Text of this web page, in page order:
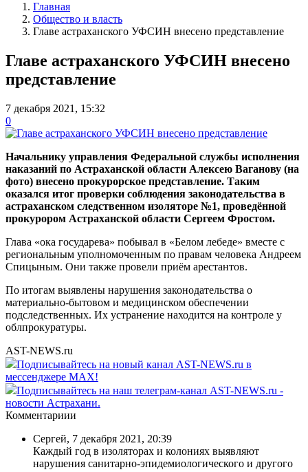
Главная
Общество и власть
Главе астраханского УФСИН внесено представление
Главе астраханского УФСИН внесено
представление
7 декабря 2021, 15:32
0
Начальнику управления Федеральной службы исполнения
наказаний по Астраханской области Алексею Ваганову (на
фото) внесено прокурорское представление. Таким
оказался итог проверки соблюдения законодательства в
астраханском следственном изоляторе №1, проведённой
прокурором Астраханской области Сергеем Фростом.
Глава «ока государева» побывал в «Белом лебеде» вместе с
региональным уполномоченным по правам человека Андреем
Спицыным. Они также провели приём арестантов.
По итогам выявлены нарушения законодательства о
материально-бытовом и медицинском обеспечении
подследственных. Их устранение находится на контроле у
облпрокуратуры.
AST-NEWS.ru
Подписывайтесь на новый канал AST-NEWS.ru в
мессенджере MAX!
Подписывайтесь на наш телеграм-канал AST-NEWS.ru -
новости Астрахани.
Комментариии
Сергей, 7 декабря 2021, 20:39
Каждый год в изоляторах и колониях выявляют
нарушения санитарно-эпидемиологического и другого